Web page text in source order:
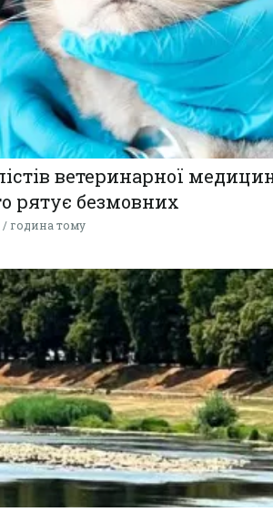
ветеринарної
рятує безмовних
година тому